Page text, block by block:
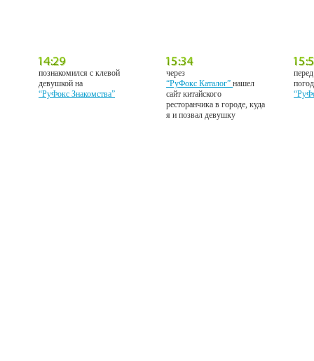
познакомился с клевой
девушкой на
“РуФокс Знакомства”
через
“РуФокс Каталог”нашел
сайт китайского
ресторанчика в городе, куда
я и позвал девушку